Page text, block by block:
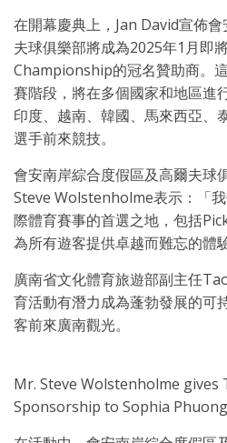
在開幕慶典上，Jan David宣佈
夫球俱樂部將成為2025年1月即
Championship的冠名贊助商。
賽階段，將在多個國家和地區進
印度、越南、韓國、馬來西亞、
選手前來競技。
會安南岸綜合度假區及高爾夫球
Steve Wolstenholme表示：「
際體育賽事的首選之地，包括
為所有遊客提供卓越而難忘的體
廣南省文化體育旅遊部副主任
育活動有潛力成為蓬勃發展的可
客前來廣南觀光。
Mr. Steve Wolstenholme
Sponsorship to Sophia